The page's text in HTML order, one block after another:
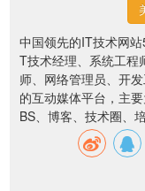
中国领先的IT技术网
T技术经理、系统工程
师、网络管理员、开
的互动媒体平台，主
BS、博客、技术圈、